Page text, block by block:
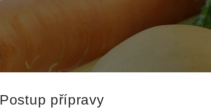
Postup přípravy